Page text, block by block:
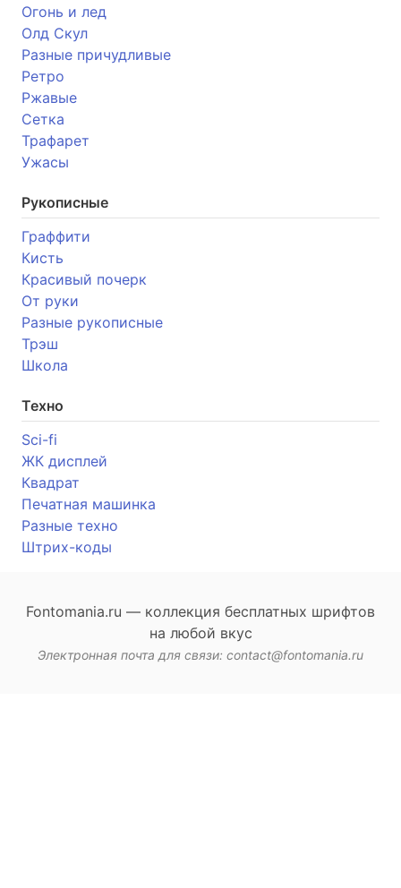
Огонь и лед
Олд Скул
Разные причудливые
Ретро
Ржавые
Сетка
Трафарет
Ужасы
Рукописные
Граффити
Кисть
Красивый почерк
От руки
Разные рукописные
Трэш
Школа
Техно
Sci-fi
ЖК дисплей
Квадрат
Печатная машинка
Разные техно
Штрих-коды
Fontomania.ru — коллекция бесплатных шрифтов
на любой вкус
Электронная почта для связи: contact@fontomania.ru